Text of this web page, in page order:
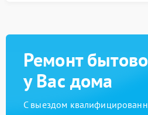
Ремонт
у Вас дома
С выездом